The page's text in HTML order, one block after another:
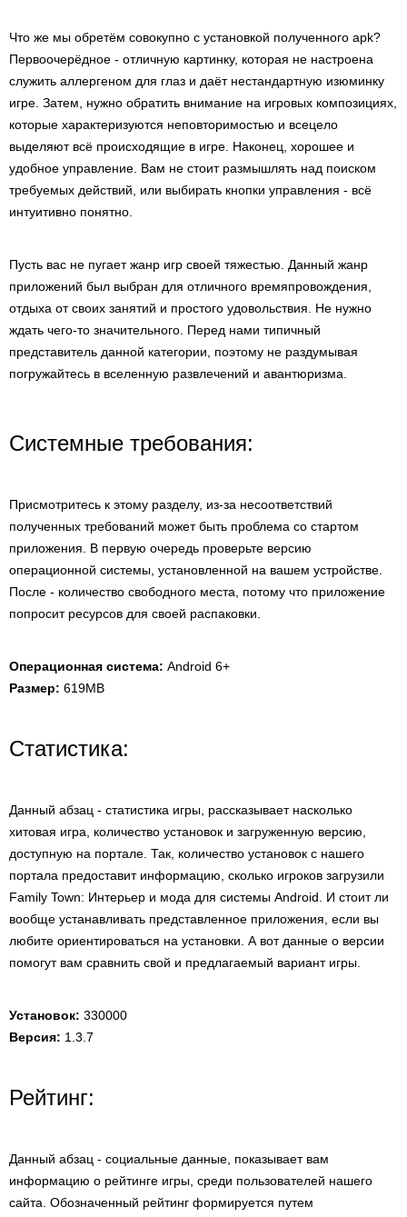
Что же мы обретём совокупно с установкой полученного apk?
Первоочерёдное - отличную картинку, которая не настроена
служить аллергеном для глаз и даёт нестандартную изюминку
игре. Затем, нужно обратить внимание на игровых композициях,
которые характеризуются неповторимостью и всецело
выделяют всё происходящие в игре. Наконец, хорошее и
удобное управление. Вам не стоит размышлять над поиском
требуемых действий, или выбирать кнопки управления - всё
интуитивно понятно.
Пусть вас не пугает жанр игр своей тяжестью. Данный жанр
приложений был выбран для отличного времяпровождения,
отдыха от своих занятий и простого удовольствия. Не нужно
ждать чего-то значительного. Перед нами типичный
представитель данной категории, поэтому не раздумывая
погружайтесь в вселенную развлечений и авантюризма.
Системные требования:
Присмотритесь к этому разделу, из-за несоответствий
полученных требований может быть проблема со стартом
приложения. В первую очередь проверьте версию
операционной системы, установленной на вашем устройстве.
После - количество свободного места, потому что приложение
попросит ресурсов для своей распаковки.
Операционная система: Android 6+
Размер: 619MB
Статистика:
Данный абзац - статистика игры, рассказывает насколько
хитовая игра, количество установок и загруженную версию,
доступную на портале. Так, количество установок с нашего
портала предоставит информацию, сколько игроков загрузили
Family Town: Интерьер и мода для системы Android. И стоит ли
вообще устанавливать представленное приложения, если вы
любите ориентироваться на установки. А вот данные о версии
помогут вам сравнить свой и предлагаемый вариант игры.
Установок: 330000
Версия: 1.3.7
Рейтинг:
Данный абзац - социальные данные, показывает вам
информацию о рейтинге игры, среди пользователей нашего
сайта. Обозначенный рейтинг формируется путем